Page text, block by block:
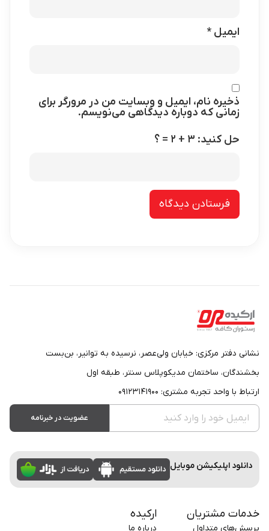
ایمیل *
ذخیره نام، ایمیل و وبسایت من در مرورگر برای
زمانی که دوباره دیدگاهی می‌نویسم.
حل کنید: ۳ + ۲ = ؟
نشانی دفتر مرکزی: خیابان ولی‌عصر، نرسیده به توانیر، بن‌بست
بخشندگان، ساختمان مدیکوپلاس سنتر، طبقه اول
ارتباط با واحد تجربه مشتری: ۰۹۱۲۳۱۴۱۹۰۰
عضویت در خبرنامه
دانلود اپلیکیشن موبایل
خدمات مشتریان
پرسش‌های متداول
ارکیده
درباره ما